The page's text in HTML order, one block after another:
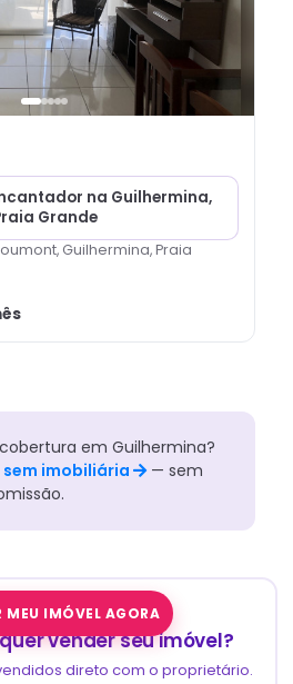
na Guilhermina,
Grande
Guilhermina, Praia
cobertura em Guilhermina?
imobiliária
— sem
MEU IMÓVEL AGORA
vender seu imóvel?
direto com o proprietário.